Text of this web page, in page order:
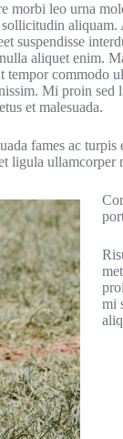
morbi leo urna
aliquam.
suspendisse
aliquet enim.
commodo
Mi proin sed
et malesuada.
fames ac
ligula
mi